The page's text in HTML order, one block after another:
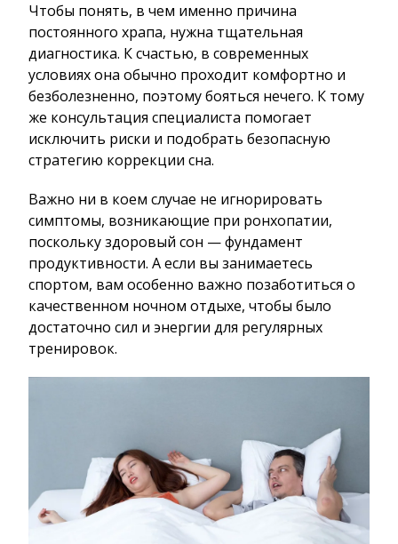
Чтобы понять, в чем именно причина
постоянного храпа, нужна тщательная
диагностика. К счастью, в современных
условиях она обычно проходит комфортно и
безболезненно, поэтому бояться нечего. К тому
же консультация специалиста помогает
исключить риски и подобрать безопасную
стратегию коррекции сна.
Важно ни в коем случае не игнорировать
симптомы, возникающие при ронхопатии,
поскольку здоровый сон — фундамент
продуктивности. А если вы занимаетесь
спортом, вам особенно важно позаботиться о
качественном ночном отдыхе, чтобы было
достаточно сил и энергии для регулярных
тренировок.